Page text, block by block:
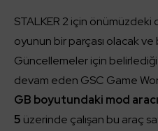
STALKER 2 için
oyunun bir parçası olacak ve
Güncellemeler için belirlediği
devam eden GSC Game
GB boyutundaki mod
5 üzerinde çalışan bu araç